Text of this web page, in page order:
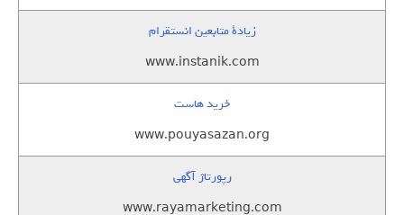
زيادة متابعين انستقرام
www.instanik.com
خرید هاست
www.pouyasazan.org
رپورتاژ آگهی
www.rayamarketing.com